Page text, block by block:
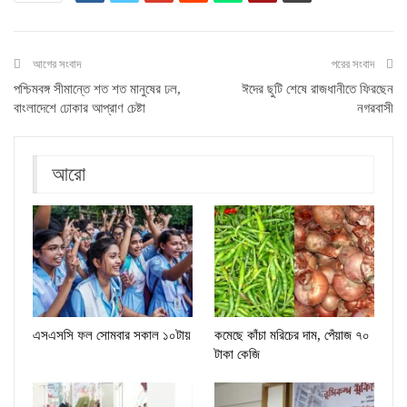
আগের সংবাদ
পশ্চিমবঙ্গ সীমান্তে শত শত মানুষের ঢল,
বাংলাদেশে ঢোকার আপ্রাণ চেষ্টা
পরের সংবাদ
ঈদের ছুটি শেষে রাজধানীতে ফিরছেন
নগরবাসী
আরো
এসএসসি ফল সোমবার সকাল ১০টায়
কমেছে কাঁচা মরিচের দাম, পেঁয়াজ ৭০
টাকা কেজি